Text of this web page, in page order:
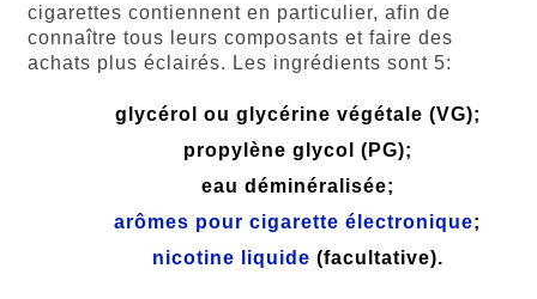
cigarettes contiennent en particulier, afin de
connaître tous leurs composants et faire des
achats plus éclairés. Les ingrédients sont 5:
glycérol ou glycérine végétale (VG);
propylène glycol (PG);
eau déminéralisée;
arômes pour cigarette électronique;
nicotine liquide (facultative).